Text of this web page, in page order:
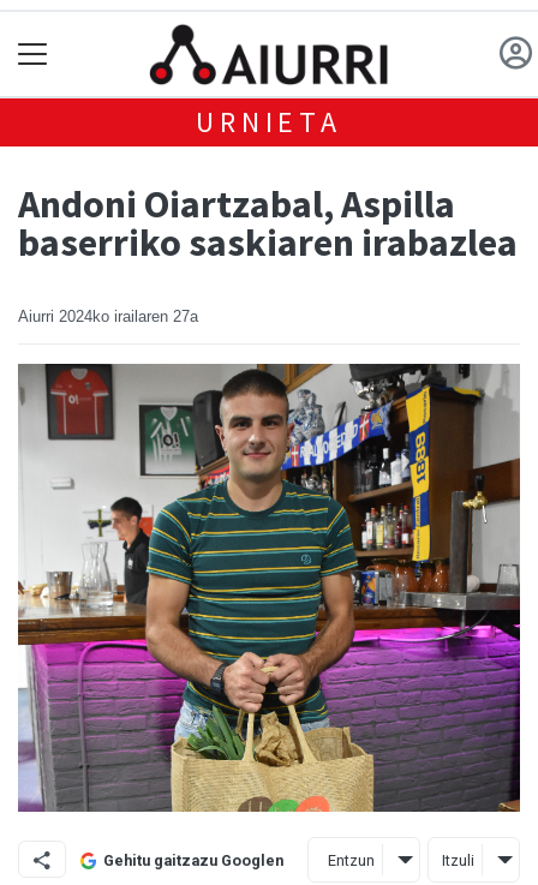
URNIETA
Andoni Oiartzabal, Aspilla
baserriko saskiaren irabazlea
Aiurri 2024ko irailaren 27a
Gehitu gaitzazu Googlen Entzun Itzuli